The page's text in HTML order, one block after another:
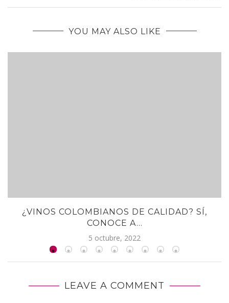
YOU MAY ALSO LIKE
¿VINOS COLOMBIANOS DE CALIDAD? SÍ,
CONOCE A...
5 octubre, 2022
LEAVE A COMMENT